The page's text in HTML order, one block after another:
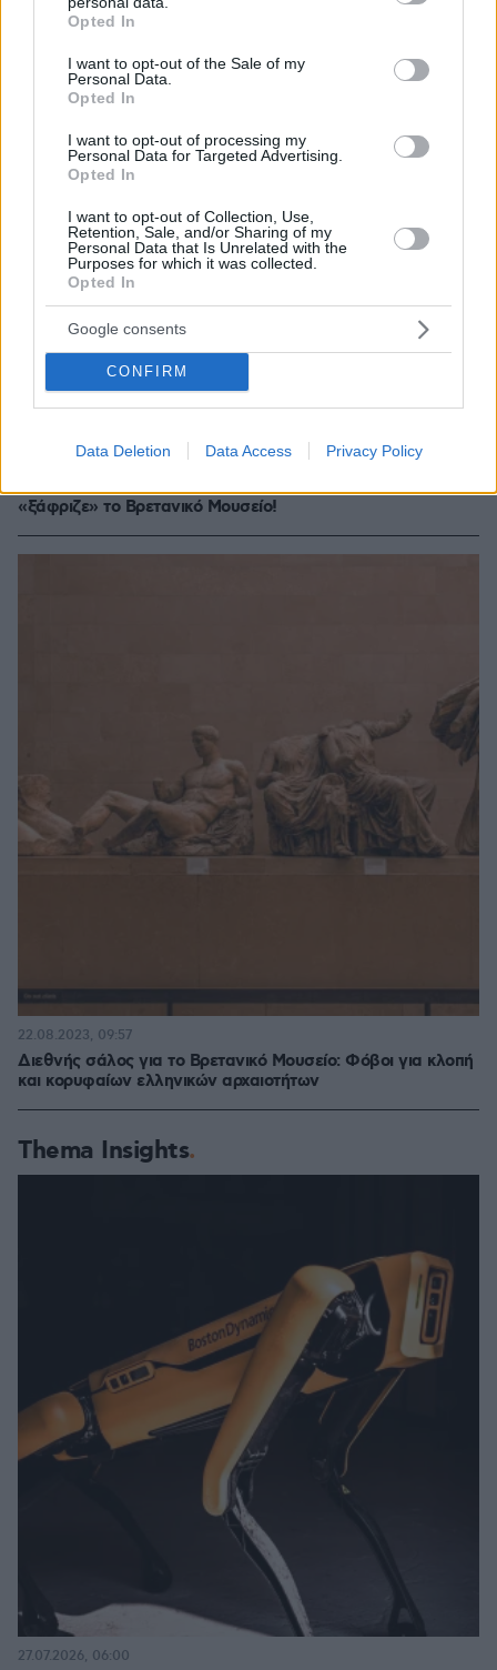
grant or deny consent to Google and its third-party tags to
use your data for below specified purposes in below Google
consent section.
Opted In
I want to opt-out of the Sale of my
Personal Data.
Opted In
I want to opt-out of processing my
Personal Data for Targeted Advertising.
Opted In
I want to opt-out of Collection, Use,
Retention, Sale, and/or Sharing of my
Personal Data that Is Unrelated with the
Purposes for which it was collected.
Opted In
Google consents
CONFIRM
Data Deletion Data Access Privacy Policy
Υπεύθυνος για τις ελληνικές αρχαιότητες ο υπάλληλος που
«ξάφριζε» το Βρετανικό Μουσείο!
17.08.2023, 19:41
Διεθνής σάλος για το Βρετανικό Μουσείο: Φόβοι για κλοπή
και κορυφαίων ελληνικών αρχαιοτήτων
22.08.2023, 09:57
Thema Insights
27.07.2026, 06:00